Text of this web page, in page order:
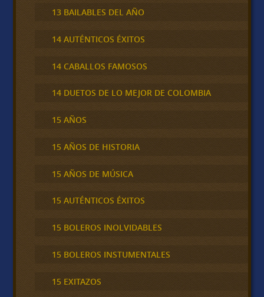
13 BAILABLES DEL AÑO
14 AUTÉNTICOS ÉXITOS
14 CABALLOS FAMOSOS
14 DUETOS DE LO MEJOR DE COLOMBIA
15 AÑOS
15 AÑOS DE HISTORIA
15 AÑOS DE MÚSICA
15 AUTÉNTICOS ÉXITOS
15 BOLEROS INOLVIDABLES
15 BOLEROS INSTUMENTALES
15 EXITAZOS